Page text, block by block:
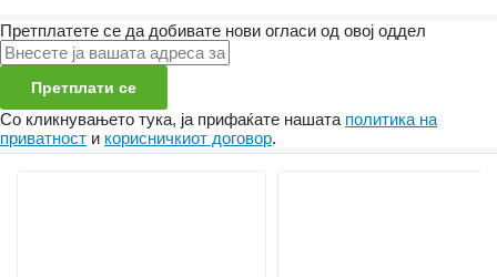
Претплатете се да добивате нови огласи од овој оддел
Претплати се
Со кликнувањето тука, ја прифаќате нашата политика на
приватност и корисничкиот договор.